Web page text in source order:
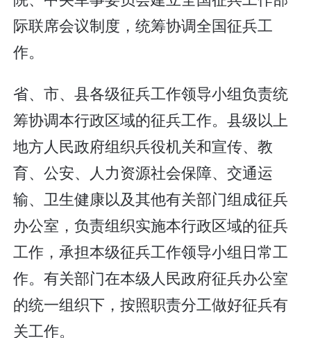
际联席会议制度，统筹协调全国征兵工
作。
省、市、县各级征兵工作领导小组负责统
筹协调本行政区域的征兵工作。县级以上
地方人民政府组织兵役机关和宣传、教
育、公安、人力资源社会保障、交通运
输、卫生健康以及其他有关部门组成征兵
办公室，负责组织实施本行政区域的征兵
工作，承担本级征兵工作领导小组日常工
作。有关部门在本级人民政府征兵办公室
的统一组织下，按照职责分工做好征兵有
关工作。